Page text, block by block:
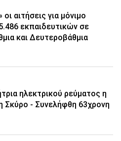
αιτήσεις για μόνιμο
εκπαιδευτικών σε
και Δευτεροβάθμια
ηλεκτρικού ρεύματος η
Σκύρο - Συνελήφθη 63χρονη